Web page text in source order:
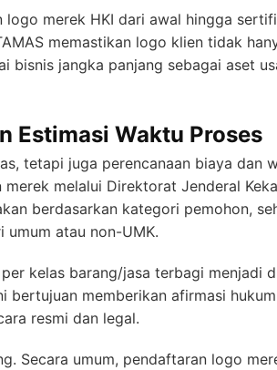
logo merek HKI dari awal hingga
memastikan logo klien tidak
bisnis jangka panjang sebagai aset
Estimasi Waktu Proses
tetapi juga perencanaan biaya dan
melalui Direktorat Jenderal
berdasarkan kategori pemohon,
atau non-UMK.
per kelas barang/jasa terbagi menjadi
memberikan afirmasi
resmi dan legal.
Secara umum, pendaftaran logo